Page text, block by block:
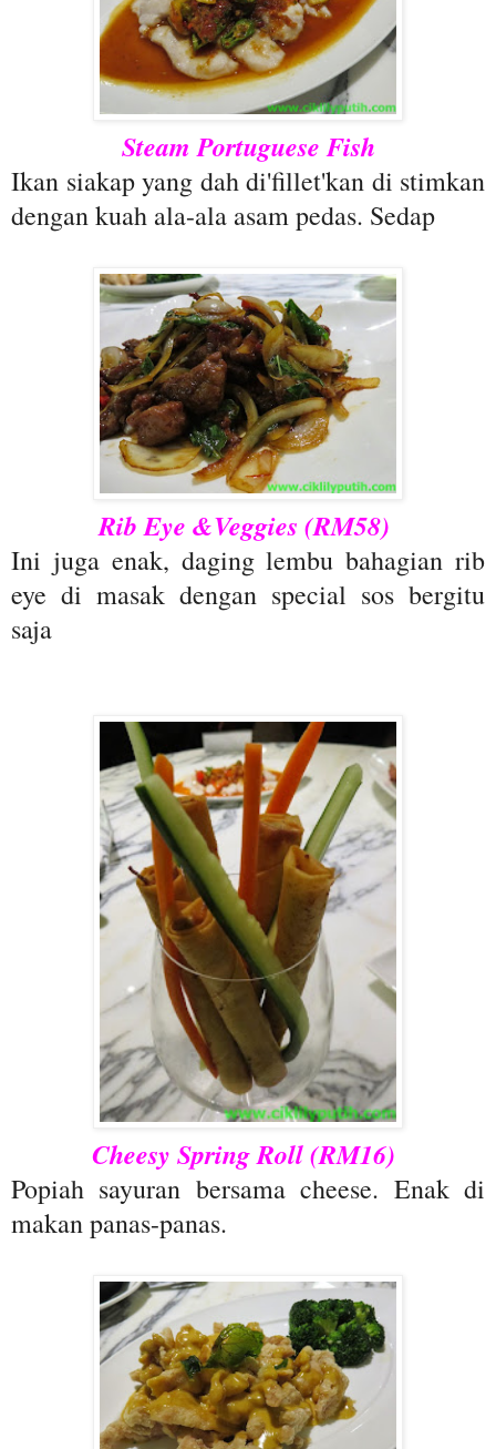
Steam Portuguese Fish
Ikan siakap yang dah di'fillet'kan di stimkan
dengan kuah ala-ala asam pedas. Sedap
Rib Eye &Veggies (RM58)
Ini juga enak, daging lembu bahagian rib
eye di masak dengan special sos bergitu
saja
Cheesy Spring Roll (RM16)
Popiah sayuran bersama cheese. Enak di
makan panas-panas.